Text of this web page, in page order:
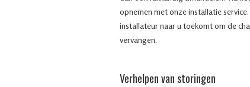
opnemen met onze installatie
installateur naar u toekomt om de
vervangen.
Verhelpen van storingen